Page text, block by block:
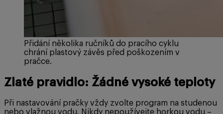
Přidání několika ručníků do pracího cyklu
chrání plastový závěs před poškozením v
pračce.
Zlaté pravidlo: Žádné vysoké teploty
Při nastavování pračky vždy zvolte program na studenou
nebo vlažnou vodu. Nikdy nepoužívejte horkou vodu –